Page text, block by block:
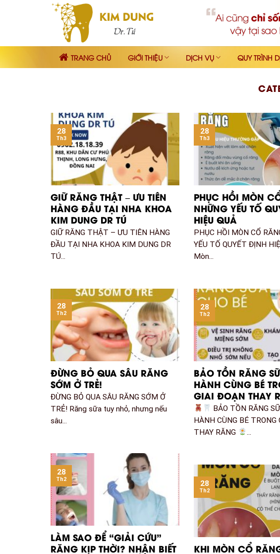
TRANG CHỦ GIỚI THIỆU DỊCH VỤ QUY TRÌNH
GIỮ RĂNG THẬT – ƯU TIÊN
HÀNG ĐẦU TẠI NHA KHOA
KIM DUNG DR TÚ
GIỮ RĂNG THẬT – ƯU TIÊN HÀNG
ĐẦU TẠI NHA KHOA KIM DUNG DR
TÚ...
28
Th3
PHỤC HỒI MÒN
NHỮNG YẾU TỐ
HIỆU QUẢ
PHỤC HỒI MÒN CỔ
YẾU TỐ QUYẾT ĐỊNH
Mòn...
28
Th3
ĐỪNG BỎ QUA SÂU RĂNG
SỚM Ở TRẺ!
ĐỪNG BỎ QUA SÂU RĂNG SỚM Ở
TRẺ! Răng sữa tuy nhỏ, nhưng nếu
sâu...
28
Th2
BẢO TỒN RĂNG
HÀNH CÙNG BÉ
GIAI ĐOẠN THAY
BẢO TỒN RĂNG
HÀNH CÙNG BÉ TRONG
THAY RĂNG
...
28
Th2
LÀM SAO ĐỂ “GIẢI CỨU”
RĂNG KỊP THỜI? NHẬN BIẾT
28
Th2
KHI MÒN CỔ
28
Th2